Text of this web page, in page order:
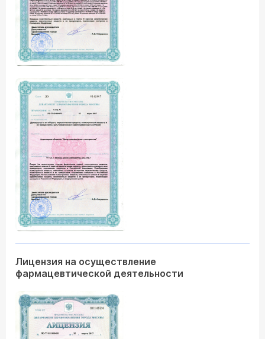
Лицензия на осуществление
фармацевтической деятельности